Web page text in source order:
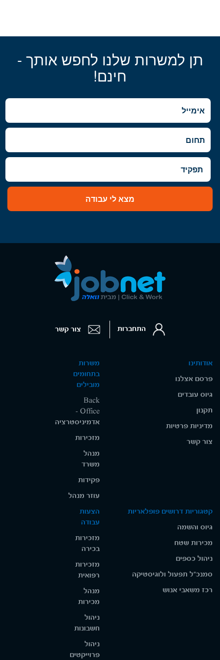
תן למשרות שלנו לחפש אותך -
חינם!
מצא לי עבודה
אודותינו
פרסם אצלנו
גיוס עובדים
תקנון
מדיניות פרטיות
צור קשר
משרות
בתחומים
מובילים
Back
Office -
אדמיניסטרציה
מזכירות
מנהל
משרד
פקידות
עוזר מנהל
קטגוריות דרושים פופלאריות
גיוס והשמה
מכירות שטח
ניהול כספים
סמנכ"ל תפעול ולוגיסטיקה
רכז משאבי אנוש
הצעות
עבודה
מזכירות
בכירה
מזכירות
רפואית
מנהל
מכירות
ניהול
חשבונות
ניהול
פרוייקטים